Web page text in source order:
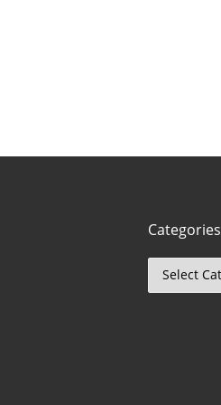
Categories